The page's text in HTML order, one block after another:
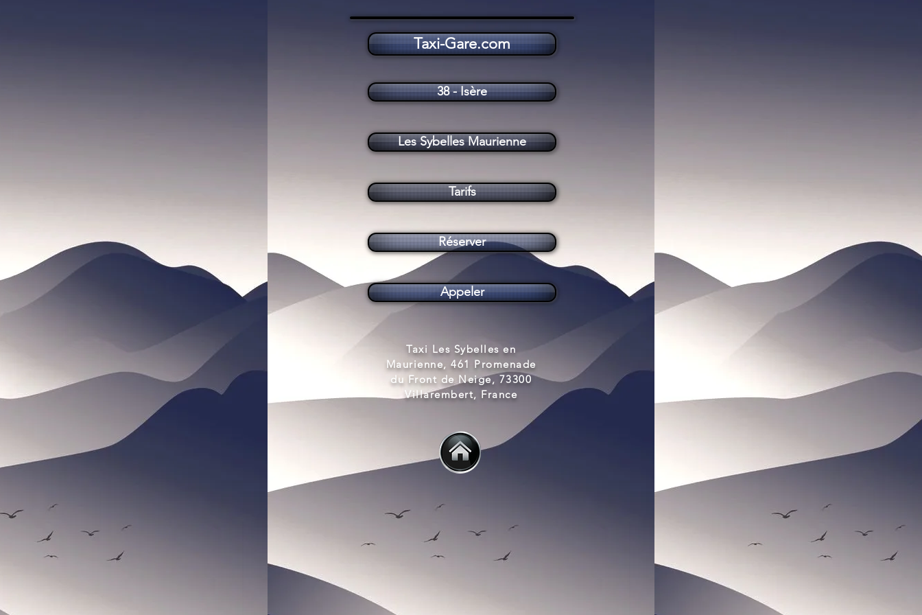
Tarifs
Taxi Les Sybelles en Maurienne (73300)
Les Sybelles Maurienne
Taxi-Gare.com
Réserver
Appeler
38 - Isère
Taxi Les Sybelles en
Maurienne, 461 Promenade
du Front de Neige, 73300
Villarembert, France